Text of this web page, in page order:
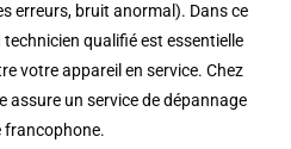
erreurs, bruit anormal). Dans ce
technicien qualifié est essentielle
votre appareil en service. Chez
assure un service de dépannage
francophone.